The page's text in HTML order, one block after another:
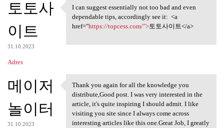
토토사
이트
31.10.2023
Adres
I can suggest essentially not
I can suggest essentially not too bad and even
dependable tips, accordingly see it: <a
href="https://topcess.com/">토토사이트</a>
메이저
놀이터
31.10.2023
Thank you again for all the
Thank you again for all the knowledge you
distribute,Good post. I was very interested in the
article, it's quite inspiring I should admit. I like
visiting you site since I always come across
interesting articles like this one.Great Job, I greatly